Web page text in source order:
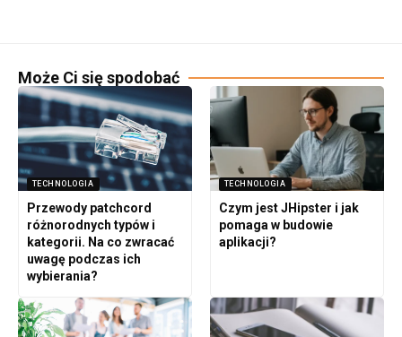
Może Ci się spodobać
TECHNOLOGIA
Przewody patchcord
różnorodnych typów i
kategorii. Na co zwracać
uwagę podczas ich
wybierania?
TECHNOLOGIA
Czym jest JHipster i jak
pomaga w budowie
aplikacji?